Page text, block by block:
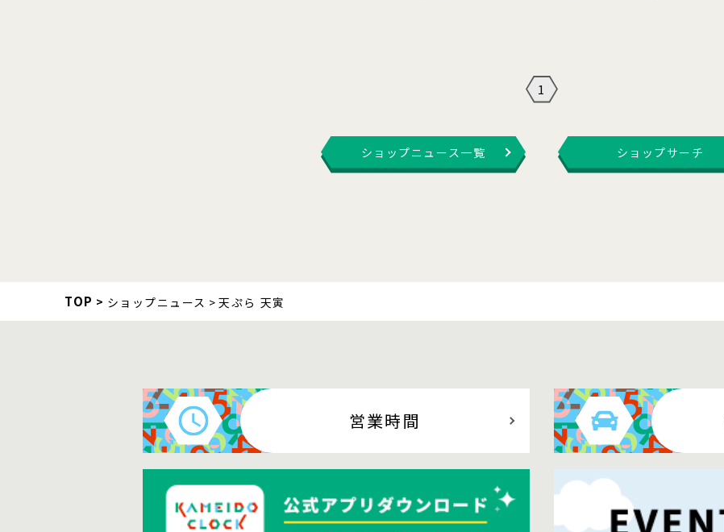
1
ショップニュース一覧 ショップサーチ
TOP ショップニュース 天ぷら 天寅
営業時間